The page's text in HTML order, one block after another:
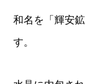
和名を「輝安
す。